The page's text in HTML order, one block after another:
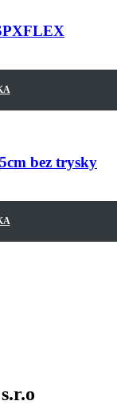
bez trysky